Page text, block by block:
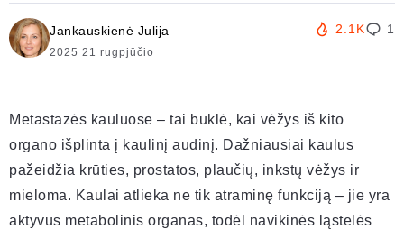
Jankauskienė Julija
2025 21 rugpjūčio
2.1K 1
Metastazės kauluose – tai būklė, kai vėžys iš kito
organo išplinta į kaulinį audinį. Dažniausiai kaulus
pažeidžia krūties, prostatos, plaučių, inkstų vėžys ir
mieloma. Kaulai atlieka ne tik atraminę funkciją – jie yra
aktyvus metabolinis organas, todėl navikinės ląstelės